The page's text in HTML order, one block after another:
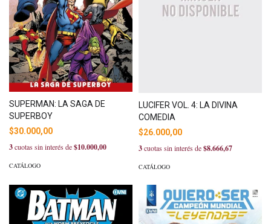
SUPERMAN: LA SAGA DE
SUPERBOY
$30.000,00
3cuotas sin interés de$10.000,00
CATÁLOGO
LUCIFER VOL. 4: LA DIVINA
COMEDIA
$26.000,00
3cuotas sin interés de$8.666,67
CATÁLOGO